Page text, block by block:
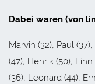
Dabei waren (von
Marvin (32), Paul
(47), Henrik (50),
(36), Leonard (44),